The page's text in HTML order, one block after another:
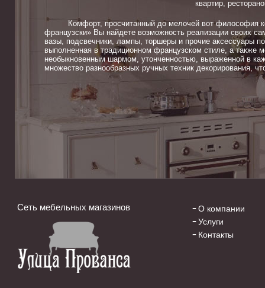
квартир,
Комфорт, просчитанный до мелочей вот философия
французски» Вы найдете возможность реализации своих
вазы, подсвечники, лампы, торшеры и прочие аксессуары
выполненная в традиционном французском стиле, а также
необыкновенным шармом, утонченностью, выраженной в
множество разнообразных ручных техник декорирования,
Сеть мебельных магазинов
О компании
Услуги
Контакты